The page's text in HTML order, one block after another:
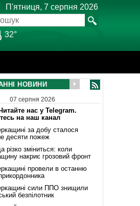
П'ятниця, 7 серпня 2026
32°
НОВИНИ
07 серпня 2026
нас у Telegram.
на наш канал
за добу сталося
десяти пожеж
різко зміниться: коли
накриє грозовий фронт
провели в останню
сили ППО знищили
безпілотник